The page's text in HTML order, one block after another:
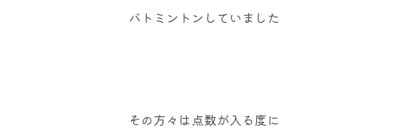
バトミントンしていました
その方々は点数が入る度に